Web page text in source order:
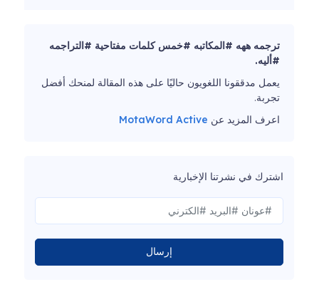
ههه #المكاتبه #خمس كلمات مفتاحية #التراجمه
مدققونا اللغويون حاليًا على هذه المقالة لمنحك أفضل
المزيد عنMotaWord Active
في نشرتنا الإخبارية